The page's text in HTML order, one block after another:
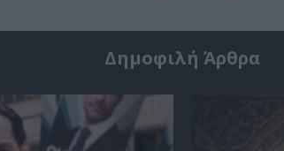
Δημοφιλή Άρθρα